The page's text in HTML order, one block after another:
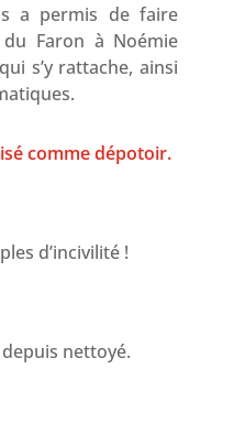
a permis de faire
Faron à Noémie
s’y rattache, ainsi
comme dépotoir.
d’incivilité !
nettoyé.